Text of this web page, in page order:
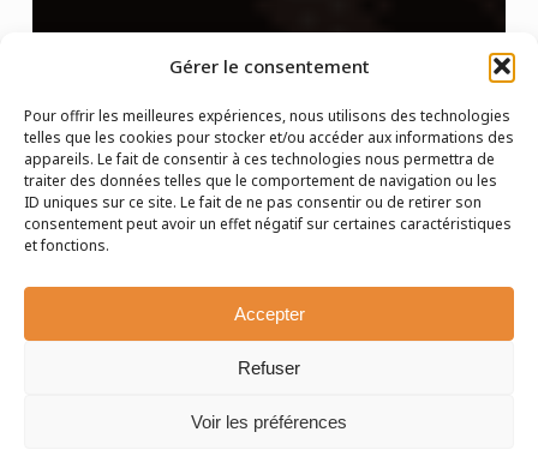
Gérer le consentement
Pour offrir les meilleures expériences, nous utilisons des technologies
telles que les cookies pour stocker et/ou accéder aux informations des
appareils. Le fait de consentir à ces technologies nous permettra de
traiter des données telles que le comportement de navigation ou les
ID uniques sur ce site. Le fait de ne pas consentir ou de retirer son
consentement peut avoir un effet négatif sur certaines caractéristiques
et fonctions.
Accepter
Refuser
Voir les préférences